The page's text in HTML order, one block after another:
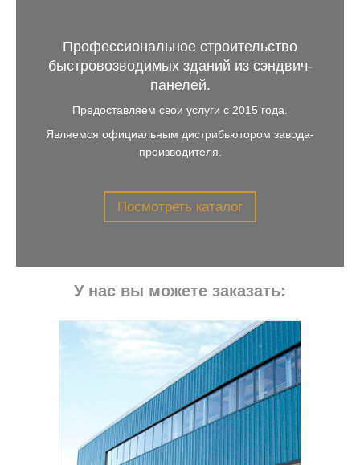
Профессиональное строительство
быстровозводимых зданий из сэндвич-
панелей.
Предоставляем свои услуги с 2015 года.
Являемся официальным дистрибьютором завода-
производителя.
Посмотреть каталог
У нас вы можете заказать: